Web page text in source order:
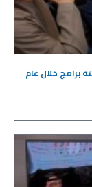
برامج خلال عام